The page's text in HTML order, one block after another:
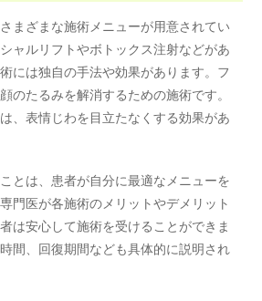
まざまな施術メニューが用意されてい
ャルリフトやボトックス注射などがあ
には独自の手法や効果があります。フ
のたるみを解消するための施術です。
、表情じわを目立たなくする効果があ
とは、患者が自分に最適なメニューを
門医が各施術のメリットやデメリット
は安心して施術を受けることができま
間、回復期間なども具体的に説明され